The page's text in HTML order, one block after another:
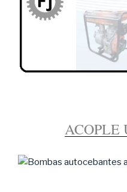
ACOPLE